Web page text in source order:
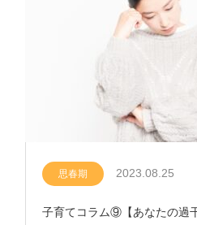
思春期 2023.08.25
子育てコラム⑨【あなたの過